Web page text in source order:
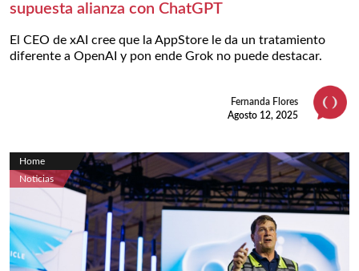
supuesta alianza con ChatGPT
El CEO de xAI cree que la AppStore le da un tratamiento
diferente a OpenAI y pon ende Grok no puede destacar.
Fernanda Flores
Agosto 12, 2025
Home
Noticias